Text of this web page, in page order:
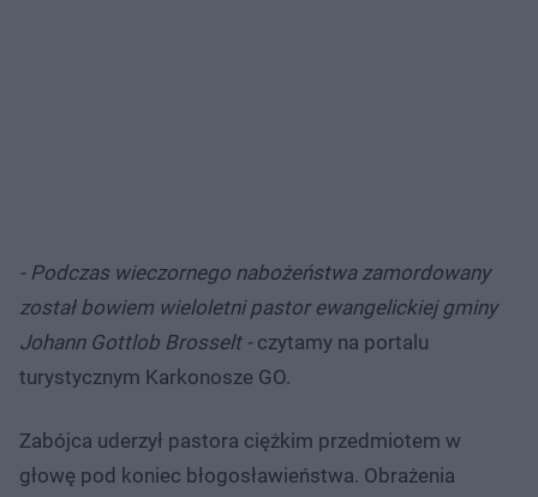
- Podczas wieczornego nabożeństwa zamordowany
został bowiem wieloletni pastor ewangelickiej gminy
Johann Gottlob Brosselt -czytamy na portalu
turystycznym Karkonosze GO.
Zabójca uderzył pastora ciężkim przedmiotem w
głowę pod koniec błogosławieństwa. Obrażenia